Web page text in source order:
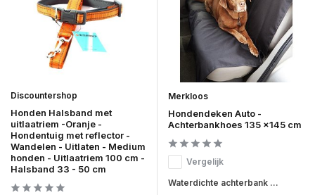
Discountershop
Honden Halsband met
uitlaatriem -Oranje -
Hondentuig met reflector -
Wandelen - Uitlaten - Medium
honden - Uitlaatriem 100 cm -
Halsband 33 - 50 cm
Merkloos
Hondendeken Auto -
Achterbankhoes 135 x145 cm
Vergelijk
Waterdichte achterbank ...